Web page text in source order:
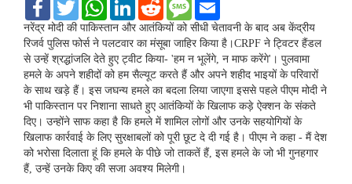
c
e
b
o
o
k
w
i
t
e
r
a
t
A
p
p
n
k
d
I
n
d
d
i
t
M
S
a
i
नरेंद्र मोदी की पाकिस्तान और आतंकियों को सीधी चेतावनी के बाद अब केंद्रीय
रिजर्व पुलिस फोर्स ने पलटवार का मंसूबा जाहिर किया है।CRPF ने ट्विटर हैंडल
से उन्हें श्रद्धांजलि देते हुए ट्वीट किया- 'हम न भूलेंगे, न माफ करेंगे'। पुलवामा
हमले के अपने शहीदों को हम सैल्यूट करते हैं और अपने शहीद भाइयों के परिवारों
के साथ खड़े हैं। इस जघन्य हमले का बदला लिया जाएगा इससे पहले पीएम मोदी ने
भी पाकिस्तान पर निशाना साधते हुए आतंकियों के खिलाफ कड़े ऐक्शन के संकते
दिए। उन्होंने साफ कहा है कि हमले में शामिल लोगों और उनके सहयोगियों के
खिलाफ कार्रवाई के लिए सुरक्षाबलों को पूरी छूट दे दी गई है। पीएम ने कहा - मैं देश
को भरोसा दिलाता हूं कि हमले के पीछे जो ताकतें हैं, इस हमले के जो भी गुनहगार
हैं, उन्हें उनके किए की सजा अवश्य मिलेगी।